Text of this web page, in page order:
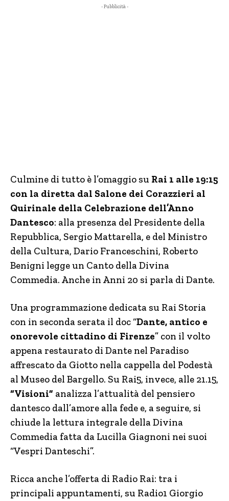
- Pubblicità -
Culmine di tutto è l’omaggio su Rai 1 alle 19:15
con la diretta dal Salone dei Corazzieri al
Quirinale della Celebrazione dell’Anno
Dantesco: alla presenza del Presidente della
Repubblica, Sergio Mattarella, e del Ministro
della Cultura, Dario Franceschini, Roberto
Benigni legge un Canto della Divina
Commedia. Anche in Anni 20 si parla di Dante.
Una programmazione dedicata su Rai Storia
con in seconda serata il doc “Dante, antico e
onorevole cittadino di Firenze” con il volto
appena restaurato di Dante nel Paradiso
affrescato da Giotto nella cappella del Podestà
al Museo del Bargello. Su Rai5, invece, alle 21.15,
“Visioni” analizza l’attualità del pensiero
dantesco dall’amore alla fede e, a seguire, si
chiude la lettura integrale della Divina
Commedia fatta da Lucilla Giagnoni nei suoi
“Vespri Danteschi”.
Ricca anche l’offerta di Radio Rai: tra i
principali appuntamenti, su Radio1 Giorgio